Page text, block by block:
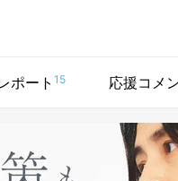
ポート 15 応援コメ